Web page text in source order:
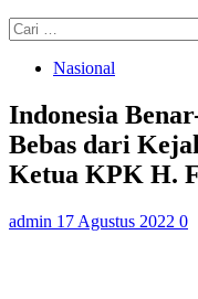
Cari
untuk:
Nasional
Indonesia
Bebas dari
Ketua KPK H.
admin 17 Agustus 2022 0